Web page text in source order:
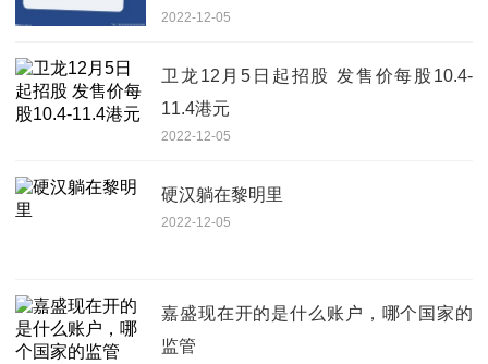
信息分享
2022-12-05
卫龙12月5日起招股 发售价每股10.4-
11.4港元
2022-12-05
硬汉躺在黎明里
2022-12-05
嘉盛现在开的是什么账户，哪个国家的
监管